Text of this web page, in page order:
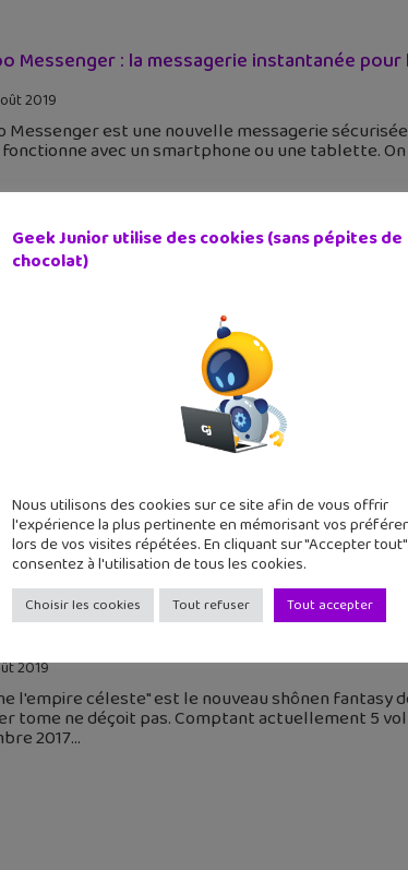
Messenger : la messagerie instantanée pour
2019
Messenger est une nouvelle messagerie
avec un smartphone ou une tablette.
du week-end #89 : L’Île aux diables (Tome 2 –
BD parfaite pour s'évader cet été ! Avec "L'Île
des Caraïbes". Des pirates, des bateaux, un
: Ariadne l’empire céleste (T1), un
2019
l'empire céleste" est le nouveau shônen fantasy
tome ne déçoit pas. Comptant actuellement 5
2017
Geek Junior utilise des cookies (sans pépites de
chocolat)
Nous utilisons des cookies sur ce site afin de vous offrir
l'expérience la plus pertinente en mémorisant vos
lors de vos visites répétées. En cliquant sur "Accepter
consentez à l'utilisation de tous les cookies.
Choisir les cookies Tout refuser Tout accepter